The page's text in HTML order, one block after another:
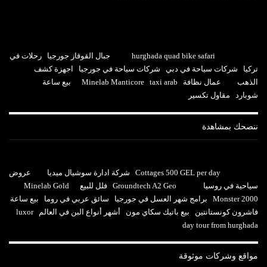
hurghada quad bike safari جبال القوقاز جورجيا
رحلات في
تركيا
شركات سياحة في دبي شركات سياحة في جورجيا
اجهزة كشف
الذهب
عمال نظافة Minelab Manticore taxi arab
بيع ساعة
شوبارد
مقاول تكسير
ننصحك بمشاهدة
Cottages 500 GEL per day شركة ادارة سوشيال ميديا
عروض
سياحية في روسيا
Groundtech A2 Geo فلل للبيع
Minelab Gold
Monster 2000
برامج شهر العسل في جورجيا سائق عربي في روما
بيع ساعة
فاشرون كونستانتين
بيع باتيك سكاي مون أشهر أنواع البن في العالم
luxor
day tour from hurghada
مواقع وشركات موثوقة